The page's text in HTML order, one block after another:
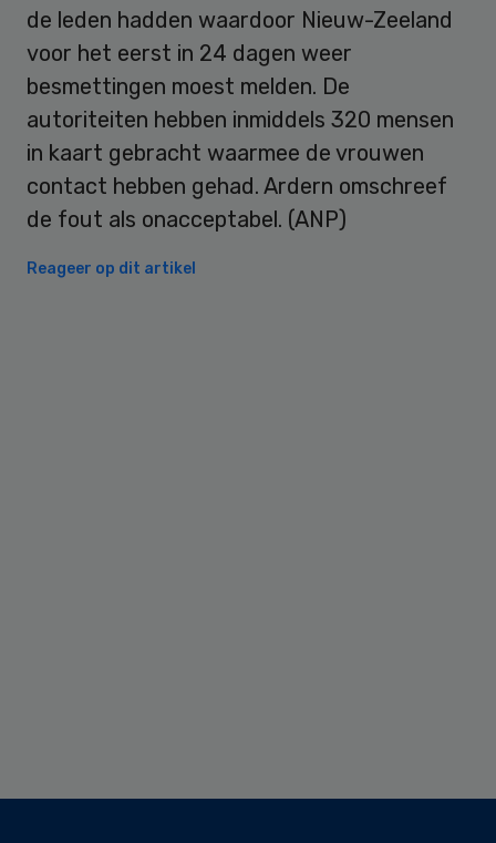
de leden hadden waardoor Nieuw-Zeeland
voor het eerst in 24 dagen weer
besmettingen moest melden. De
autoriteiten hebben inmiddels 320 mensen
in kaart gebracht waarmee de vrouwen
contact hebben gehad. Ardern omschreef
de fout als onacceptabel. (ANP)
Reageer op dit artikel